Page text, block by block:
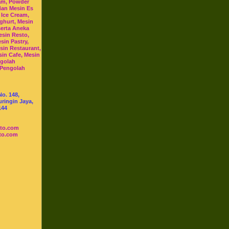
Powder
Mesin Es
Cream,
Mesin
Aneka
Resto,
Pastry,
Restaurant,
Cafe, Mesin
148,
Jaya,